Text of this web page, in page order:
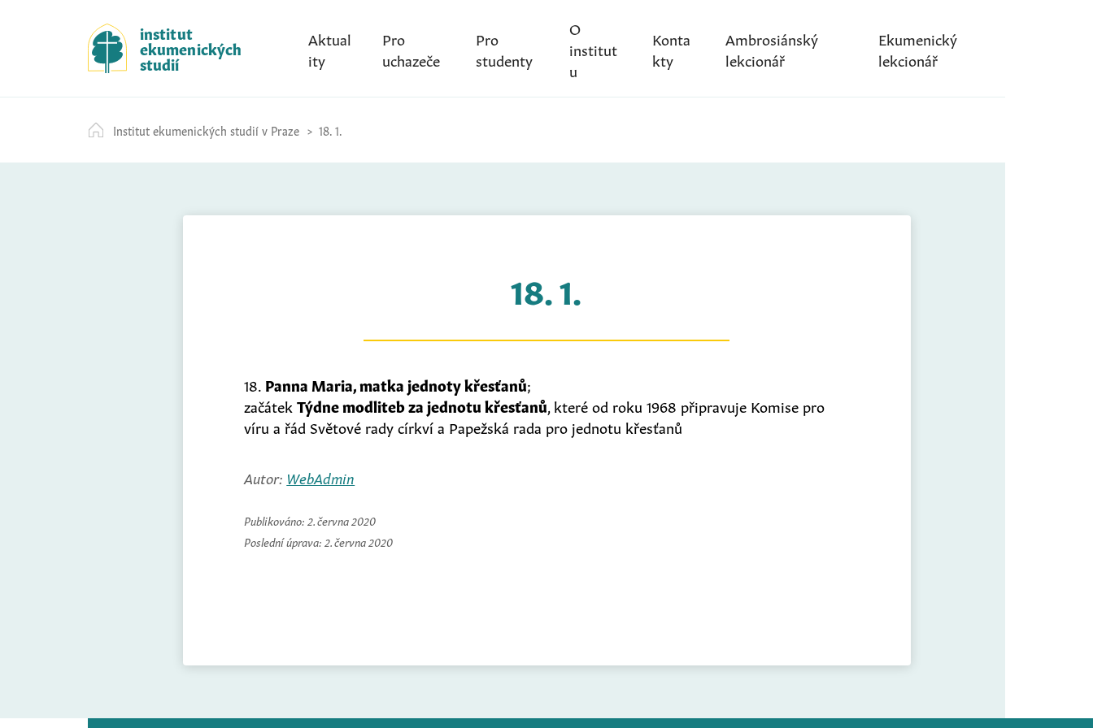
k
i
p
t
c
o
institut
ekumenických
studií
Aktual
ity
Pro
uchazeče
Pro
studenty
O
institut
u
Konta
kty
Ambrosiánský
lekcionář
Ekumenický
lekcionář
Institut ekumenických studií v Praze 18. 1.
18. 1.
18. Panna Maria, matka jednoty křesťanů;
začátekTýdne modliteb za jednotu křesťanů, které od roku 1968 připravuje Komise pro
víru a řád Světové rady církví a Papežská rada pro jednotu křesťanů
Autor: WebAdmin
Publikováno: 2. června 2020
Poslední úprava: 2. června 2020